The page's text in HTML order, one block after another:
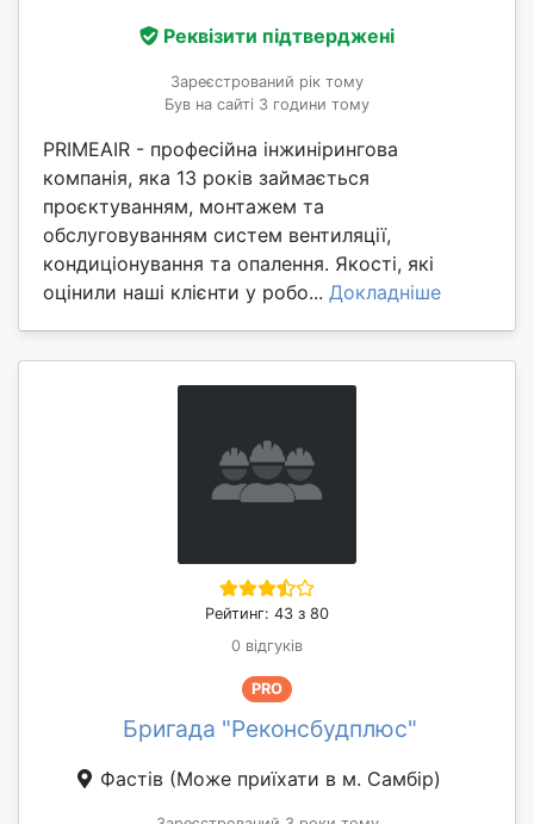
Реквізити підтверджені
Зареєстрований рік тому
Був на сайті 3 години тому
PRIMEAIR - професійна інжинірингова
компанія, яка 13 років займається
проєктуванням, монтажем та
обслуговуванням систем вентиляції,
кондиціонування та опалення. Якості, які
оцінили наші клієнти у робо... Докладніше
Рейтинг: 43 з 80
0 відгуків
PRO
Бригада "Реконсбудплюс"
Фастів (Може приїхати в м. Самбір)